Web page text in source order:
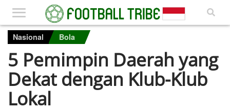
Nasional Bola
5 Pemimpin Daerah yang
Dekat dengan Klub-Klub
Lokal